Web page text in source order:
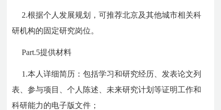
2.根据个人发展规划，可推荐北京及其他城市相关科
研机构的固定研究岗位。
Part.5提供材料
1.本人详细简历：包括学习和研究经历、发表论文列
表、参与项目、个人陈述、未来研究计划等证明工作和
科研能力的电子版文件；